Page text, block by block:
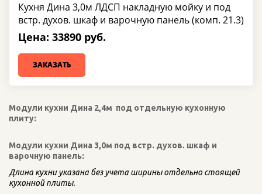
Кухня Дина 3,0м ЛДСП накладную мойку и под
встр. духов. шкаф и варочную панель (комп. 21.3)
Цена: 33890 руб.
ЗАКАЗАТЬ
Модули кухни Дина 2,4м  под отдельную кухонную
плиту:
Модули кухни Дина 3,0м под встр. духов. шкаф и
варочную панель:
Длина кухни указана без учета ширины отдельно стоящей
кухонной плиты.